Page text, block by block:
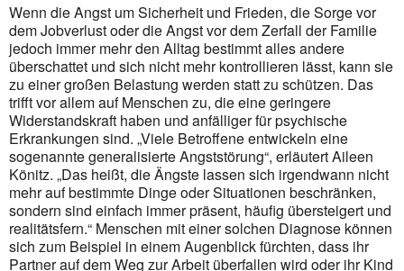
Wenn die Angst um Sicherheit und Frieden, die Sorge vor
dem Jobverlust oder die Angst vor dem Zerfall der Familie
jedoch immer mehr den Alltag bestimmt alles andere
überschattet und sich nicht mehr kontrollieren lässt, kann sie
zu einer großen Belastung werden statt zu schützen. Das
trifft vor allem auf Menschen zu, die eine geringere
Widerstandskraft haben und anfälliger für psychische
Erkrankungen sind. „Viele Betroffene entwickeln eine
sogenannte generalisierte Angststörung“, erläutert Aileen
Könitz. „Das heißt, die Ängste lassen sich irgendwann nicht
mehr auf bestimmte Dinge oder Situationen beschränken,
sondern sind einfach immer präsent, häufig übersteigert und
realitätsfern.“ Menschen mit einer solchen Diagnose können
sich zum Beispiel in einem Augenblick fürchten, dass ihr
Partner auf dem Weg zur Arbeit überfallen wird oder ihr Kind